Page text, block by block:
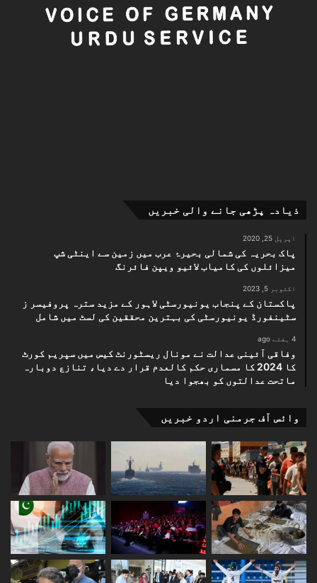
ذیادہ پڑھی جانے والی خبریں
اپریل 25, 2020
پاک بحریہ کی شمالی بحیرۂ عرب میں زمین سے اینٹی شپ
میزائلوں کی کامیاب لائیو ویپن فائرنگ
اکتوبر 5, 2023
پاکستان کے پنجاب یونیورسٹی لاہور کے مزید سترہ پروفیسر ز
سٹینفورڈ یونیورسٹی کی بہترین محققین کی لسٹ میں شامل
4 ہفتے ago
وفاقی آئینی عدالت نے مونال ریسٹورنٹ کیس میں سپریم کورٹ
کا 2024 کا مسماری حکم کالعدم قرار دے دیا، تنازع دوبارہ
ماتحت عدالتوں کو بھجوا دیا
وائس آف جرمنی اردو خبریں